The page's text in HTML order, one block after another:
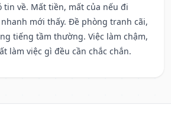
tin về. Mất tiền, mất của nếu đi
mới thấy. Đề phòng tranh cãi,
tiếng tầm thường. Việc làm chậm,
làm việc gì đều cần chắc chắn.